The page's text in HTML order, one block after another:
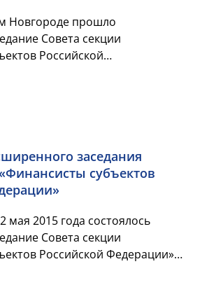
Новгороде прошло
Совета секции
Российской
заседания
субъектов
мая 2015 года состоялось
Совета секции
Российской Федерации»
выступле...